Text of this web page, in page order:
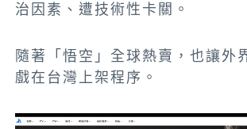
治因素、遭技術性卡關。
隨著「悟空」全球熱賣，也讓外
戲在台灣上架程序。